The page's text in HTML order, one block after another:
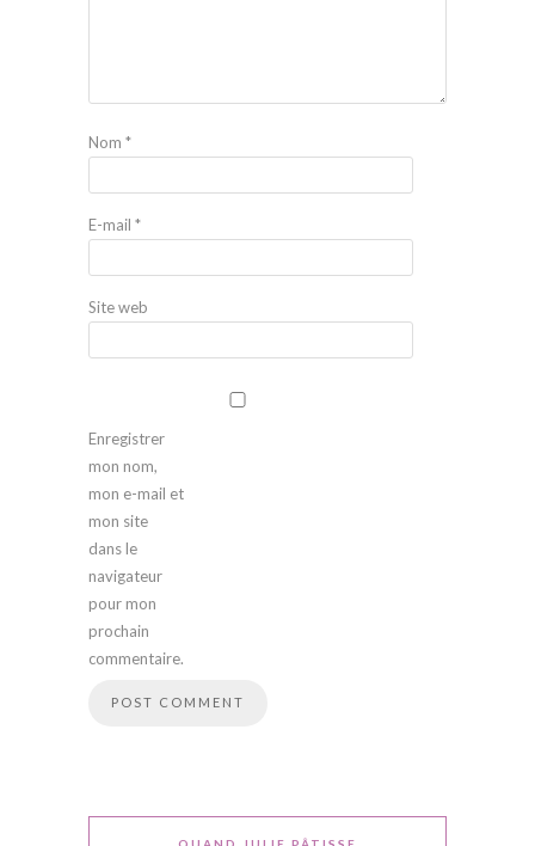
Nom *
E-mail *
Site web
Enregistrer
mon nom,
mon e-mail et
mon site
dans le
navigateur
pour mon
prochain
commentaire.